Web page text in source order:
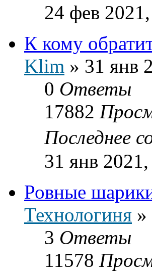
24 фев
К кому
Klim » 31 янв
0 Ответы
17882
Последнее
31 янв
Ровные
Технологиня »
3 Ответы
11578